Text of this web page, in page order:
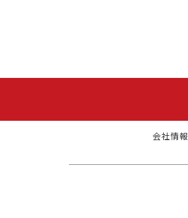
会社情報